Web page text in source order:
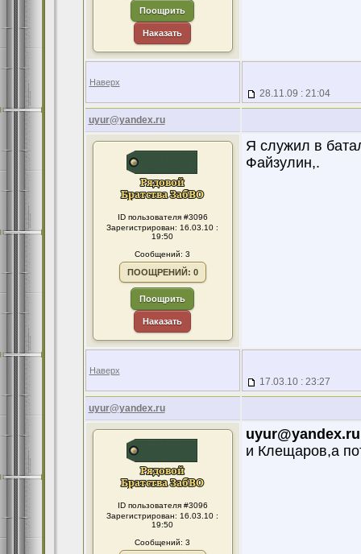
Поощрить
Наказать
Наверх
28.11.09 : 21:04
uyur@yandex.ru
ID пользователя #3096
Зарегистрирован: 16.03.10 :
19:50
Сообщений: 3
ПООЩРЕНИЙ: 0
Поощрить
Наказать
Я служил в
Файзулин,.
Наверх
17.03.10 : 23:27
uyur@yandex.ru
ID пользователя #3096
Зарегистрирован: 16.03.10 :
19:50
Сообщений: 3
и Клещаров,а